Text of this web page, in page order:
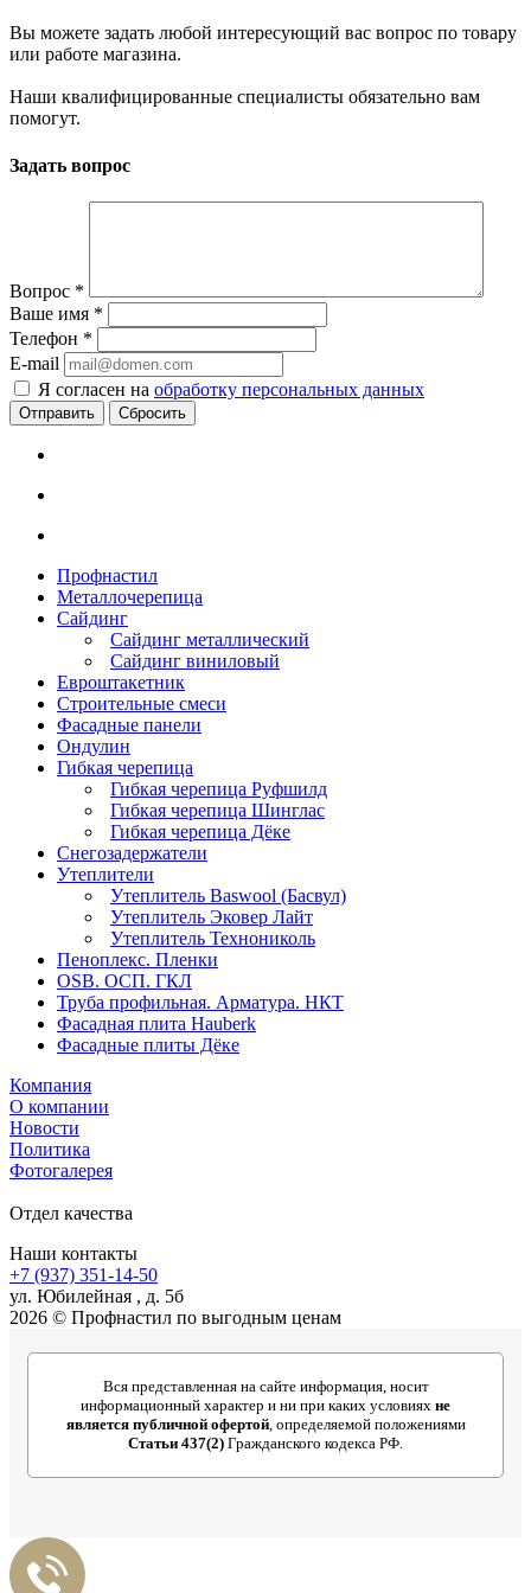
Вы можете задать любой интересующий вас вопрос по товару
или работе магазина.
Наши квалифицированные специалисты обязательно вам
помогут.
Задать вопрос
Вопрос *
Ваше имя *
Телефон *
E-mail
Я согласен на обработку персональных данных
Сбросить
Профнастил
Металлочерепица
Сайдинг
Сайдинг металлический
Сайдинг виниловый
Евроштакетник
Строительные смеси
Фасадные панели
Ондулин
Гибкая черепица
Гибкая черепица Руфшилд
Гибкая черепица Шинглас
Гибкая черепица Дёке
Снегозадержатели
Утеплители
Утеплитель Baswool (Басвул)
Утеплитель Эковер Лайт
Утеплитель Технониколь
Пеноплекс. Пленки
OSB. ОСП. ГКЛ
Труба профильная. Арматура. НКТ
Фасадная плита Hauberk
Фасадные плиты Дёке
Компания
О компании
Новости
Политика
Фотогалерея
Отдел качества
Наши контакты
+7 (937) 351-14-50
ул. Юбилейная , д. 5б
2026 © Профнастил по выгодным ценам
Вся представленная на сайте информация, носит
информационный характер и ни при каких условиях не
является публичной офертой, определяемой положениями
Статьи 437(2) Гражданского кодекса РФ.